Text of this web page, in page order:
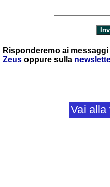
Risponderemo ai
Zeus oppure sulla
Vai alla